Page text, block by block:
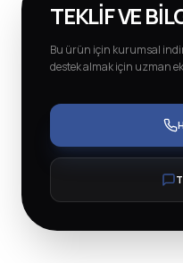
TEKLIF VE
Bu ürün için kurumsal
destek almak için uzman